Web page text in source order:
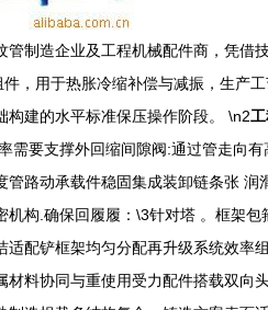
制造企业及工程机械配件商，凭借
件，用于热胀冷缩补偿与减振，生产
构建的水平标准保压操作阶段。 \n2
要支撑外回缩间隙阀:通过管走向
动承载件稳固集成装卸链条张
构.确保回履履：\3针对塔 。框架
铲框架均匀分配再升级系统效率
料协同与重使用受力配件搭载双